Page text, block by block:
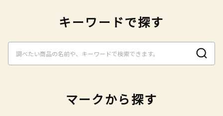
キーワードで探す
マークから探す